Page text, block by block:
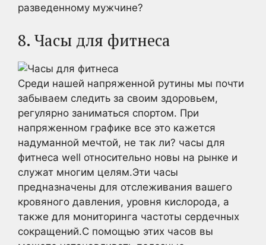
разведенному мужчине?
8. Часы для фитнеса
Среди нашей напряженной рутины мы почти
забываем следить за своим здоровьем,
регулярно заниматься спортом. При
напряженном графике все это кажется
надуманной мечтой, не так ли? часы для
фитнеса well относительно новы на рынке и
служат многим целям.Эти часы
предназначены для отслеживания вашего
кровяного давления, уровня кислорода, а
также для мониторинга частоты сердечных
сокращений.С помощью этих часов вы